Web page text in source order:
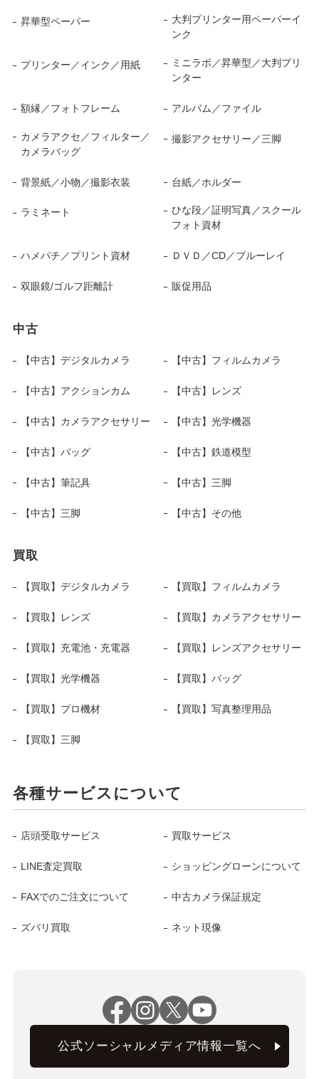
昇華型ペーパー
大判プリンター用ペーパーイ
ンク
プリンター／インク／用紙
ミニラボ／昇華型／大判プリ
ンター
額縁／フォトフレーム アルバム／ファイル
カメラアクセ／フィルター／
カメラバッグ
撮影アクセサリー／三脚
背景紙／小物／撮影衣装 台紙／ホルダー
ラミネート
ひな段／証明写真／スクール
フォト資材
ハメパチ／プリント資材 ＤＶＤ／CD／ブルーレイ
双眼鏡/ゴルフ距離計 販促用品
中古
【中古】デジタルカメラ 【中古】フィルムカメラ
【中古】アクションカム 【中古】レンズ
【中古】カメラアクセサリー 【中古】光学機器
【中古】バッグ 【中古】鉄道模型
【中古】筆記具 【中古】三脚
【中古】三脚 【中古】その他
買取
【買取】デジタルカメラ 【買取】フィルムカメラ
【買取】レンズ 【買取】カメラアクセサリー
【買取】充電池・充電器 【買取】レンズアクセサリー
【買取】光学機器 【買取】バッグ
【買取】プロ機材 【買取】写真整理用品
【買取】三脚
各種サービスについて
店頭受取サービス 買取サービス
LINE査定買取 ショッピングローンについて
FAXでのご注文について 中古カメラ保証規定
ズバリ買取 ネット現像
公式ソーシャルメディア情報一覧へ